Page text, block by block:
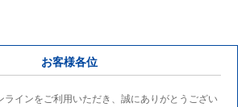
お客様各位
ラインをご利用いただき、誠にありがとうござい